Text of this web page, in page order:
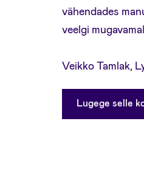
vähendades
veelgi
Veikko Tamlak,
Lugege selle